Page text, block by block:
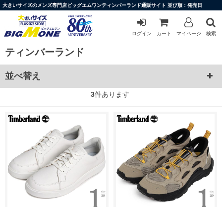
大きいサイズのメンズ専門店ビッグエムワンティンバーランド通販サイト 並び順：発売日
ログイン カート マイページ 検索
ティンバーランド
並べ替え
3件あります